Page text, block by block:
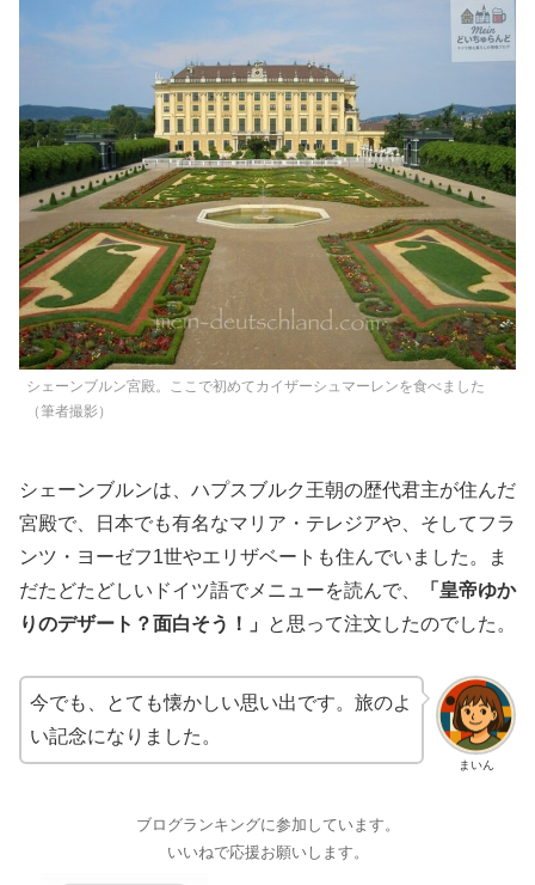
シェーンブルン宮殿。ここで初めてカイザーシュマーレンを食べました
（筆者撮影）
シェーンブルンは、ハプスブルク王朝の歴代君主が住んだ
宮殿で、日本でも有名なマリア・テレジアや、そしてフラ
ンツ・ヨーゼフ1世やエリザベートも住んでいました。ま
だたどたどしいドイツ語でメニューを読んで、
「皇帝ゆか
りのデザート？面白そう！」
と思って注文したのでした。
まいん
今でも、とても懐かしい思い出です。旅のよ
い記念になりました。
ブログランキングに参加しています。
いいねで応援お願いします。